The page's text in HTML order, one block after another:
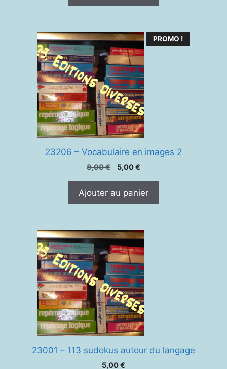
PROMO !
23206 – Vocabulaire en images 2
8,00€
Le
était :
5,00€
est :
Ajouter au panier
23001 – 113 sudokus autour du langage
5,00€